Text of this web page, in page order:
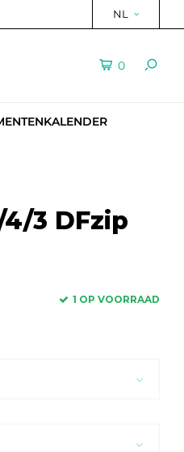
NL
0
3 DFzip
1 OP VOORRAAD